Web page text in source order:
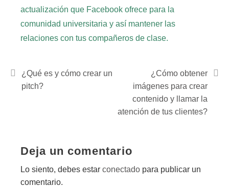
actualización que Facebook ofrece para la
comunidad universitaria y así mantener las
relaciones con tus compañeros de clase.
¿Qué es y cómo crear un
pitch?
¿Cómo obtener
imágenes para crear
contenido y llamar la
atención de tus clientes?
Deja un comentario
Lo siento, debes estar conectado para publicar un
comentario.